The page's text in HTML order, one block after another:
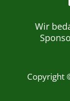
Wir
Copyright